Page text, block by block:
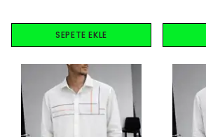
SEPETE EKLE